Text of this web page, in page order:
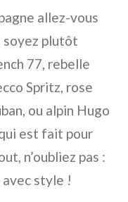
allez-vous
soyez plutôt
77, rebelle
Spritz, rose
ou alpin Hugo
est fait pour
n’oubliez pas :
style !